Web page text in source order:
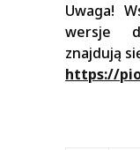
Uwaga!
wersje
znajdują
https://